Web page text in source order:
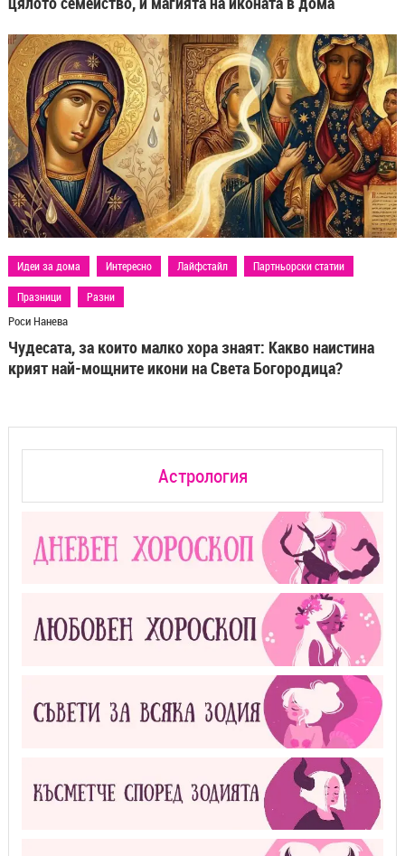
Идеи за дома Интересно Лайфстайл Партньорски статии
Празници Разни
Роси Нанева
Чудесата, за които малко хора знаят: Какво наистина
крият най-мощните икони на Света Богородица?
Астрология